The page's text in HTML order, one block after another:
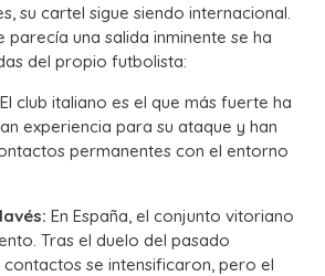
su cartel sigue siendo internacional.
parecía una salida inminente se ha
del propio futbolista:
El club italiano es el que más fuerte ha
experiencia para su ataque y han
permanentes con el entorno
En España, el conjunto vitoriano
Tras el duelo del pasado
se intensificaron, pero el